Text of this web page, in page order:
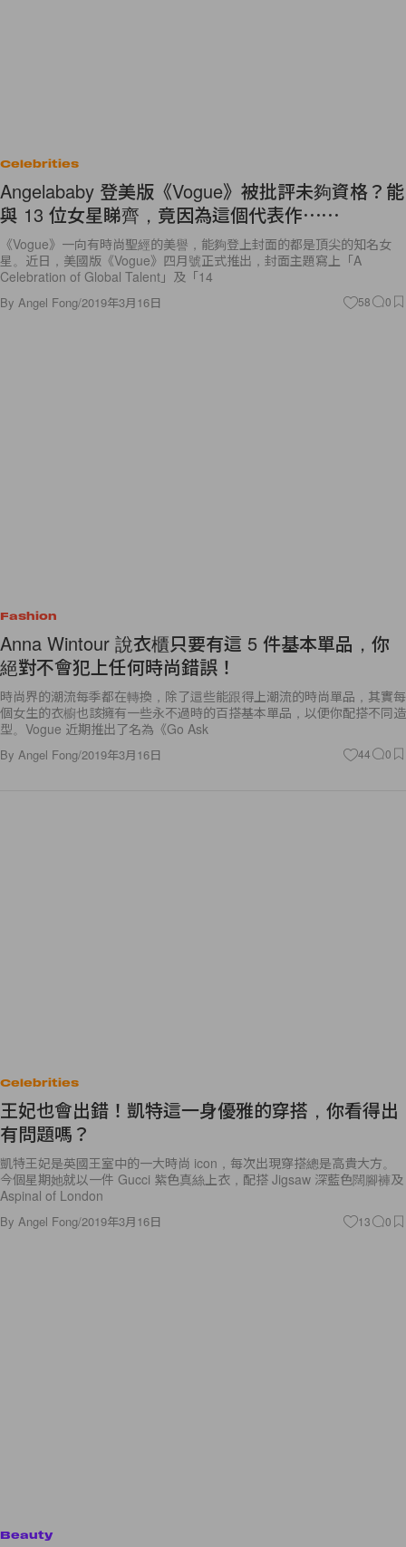
Celebrities
Angelababy 登美版《Vogue》被批評未夠資格？能
與 13 位女星睇齊，竟因為這個代表作⋯⋯
《Vogue》一向有時尚聖經的美譽，能夠登上封面的都是頂尖的知名女
星。近日，美國版《Vogue》四月號正式推出，封面主題寫上「A
Celebration of Global Talent」及「14
By Angel Fong/2019年3月16日 58 0
Fashion
Anna Wintour 說衣櫃只要有這 5 件基本單品，你
絕對不會犯上任何時尚錯誤！
時尚界的潮流每季都在轉換，除了這些能跟得上潮流的時尚單品，其實每
個女生的衣櫥也該擁有一些永不過時的百搭基本單品，以便你配搭不同造
型。Vogue 近期推出了名為《Go Ask
By Angel Fong/2019年3月16日 44 0
Celebrities
王妃也會出錯！凱特這一身優雅的穿搭，你看得出
有問題嗎？
凱特王妃是英國王室中的一大時尚 icon，每次出現穿搭總是高貴大方。
今個星期她就以一件 Gucci 紫色真絲上衣，配搭 Jigsaw 深藍色闊腳褲及
Aspinal of London
By Angel Fong/2019年3月16日 13 0
Beauty